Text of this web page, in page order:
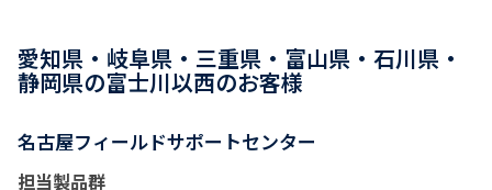
愛知県・岐阜県・三重県・富山県・石川県・
静岡県の富士川以西のお客様
名古屋フィールドサポートセンター
担当製品群